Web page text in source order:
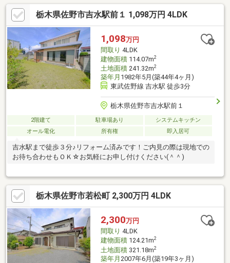
ポックメイキング（株）へお任せください！／☆幅広いご紹介♪
気になる物件を一括でご紹介させていただきます！☆住宅ローン
相談無料対応！秘密厳守にて親身にご対応します！☆土日平日夜
でもご対応可能です！メールだけで内覧予約ができちゃいます！
お気軽にお問い合わせください♪
栃木県佐野市吉水駅前１ 1,098万円 4LDK
1,098万円
間取り 4LDK
建物面積114.07m2
土地面積241.32m2
築年月 1982年5月(築44年4ヶ月)
東武佐野線 吉水駅 徒歩3分
栃木県佐野市吉水駅前１
2階建て 駐車場あり
システムキッチン
オール電化
所有権 即入居可
吉水駅まで徒歩３分♪リフォーム済みです！ご内見の際は現地での
お待ち合わせもＯＫ☆お気軽にお申し付けください(＾＾)
栃木県佐野市若松町 2,300万円 4LDK
2,300万円
間取り 4LDK
建物面積124.21m2
土地面積321.18m2
築年月 2007年6月(築19年3ヶ月)